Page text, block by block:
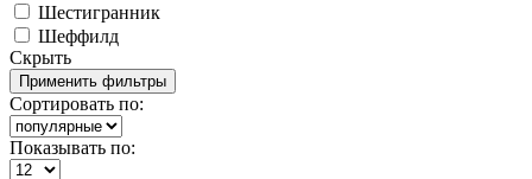
Шестигранник
Шеффилд
Скрыть
Сортировать по:
Показывать по: